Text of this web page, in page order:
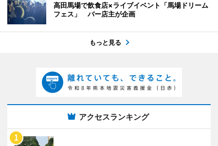
高田馬場で飲食店×ライブイベント「馬場ドリーム
フェス」 バー店主が企画
もっと見る
アクセスランキング